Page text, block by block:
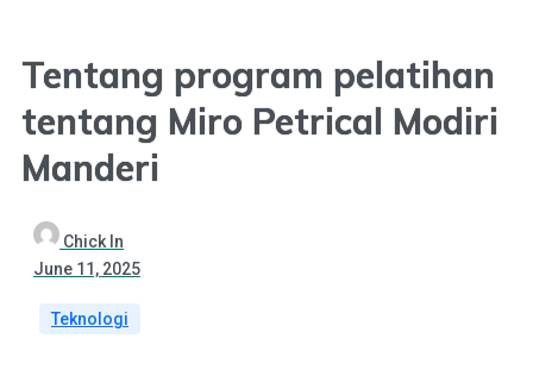
Tentang program pelatihan
tentang Miro Petrical Modiri
Manderi
Chick In
June 11, 2025
Teknologi